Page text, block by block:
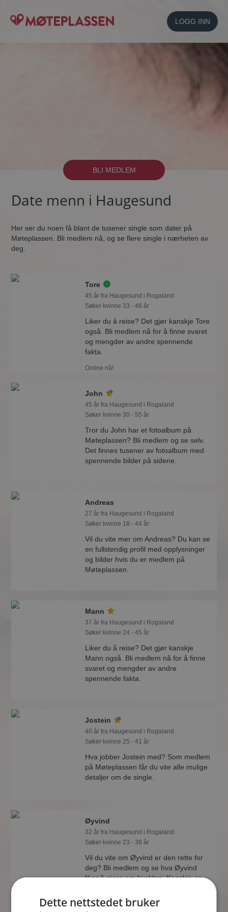
LOGG INN
BLI MEDLEM
Date menn i Haugesund
Her ser du noen få blant de tusener single som dater på
Møteplassen. Bli medlem nå, og se flere single i nærheten av
deg.
Tore
45 år fra Haugesund i Rogaland
Søker kvinne 33 - 48 år
Liker du å reise? Det gjør kanskje Tore
også. Bli medlem nå for å finne svaret
og mengder av andre spennende
fakta.
Online nå!
John
45 år fra Haugesund i Rogaland
Søker kvinne 30 - 55 år
Tror du John har et fotoalbum på
Møteplassen? Bli medlem og se selv.
Det finnes tusener av fotoalbum med
spennende bilder på sidene.
Andreas
27 år fra Haugesund i Rogaland
Søker kvinne 18 - 44 år
Vil du vite mer om Andreas? Du kan se
en fullstendig profil med opplysninger
og bilder hvis du er medlem på
Møteplassen.
Mann
37 år fra Haugesund i Rogaland
Søker kvinne 24 - 45 år
Liker du å reise? Det gjør kanskje
Mann også. Bli medlem nå for å finne
svaret og mengder av andre
spennende fakta.
Jostein
40 år fra Haugesund i Rogaland
Søker kvinne 25 - 41 år
Hva jobber Jostein med? Som medlem
på Møteplassen får du vite alle mulige
detaljer om de single.
Øyvind
32 år fra Haugesund i Rogaland
Søker kvinne 23 - 38 år
Vil du vite om Øyvind er den rette for
deg? Bli medlem og se hva Øyvind
liker å gjøre om kvelden. Kanskje en
Dette nettstedet bruker